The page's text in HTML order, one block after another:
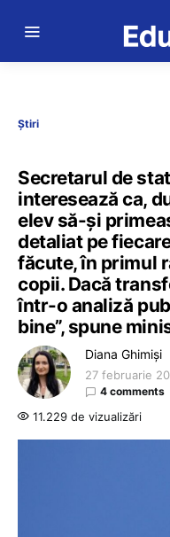
Știri
Secretarul de
interesează ca,
elev să-și
detaliat pe
făcute, în primul
copii. Dacă
într-o analiză
bine”, spune
Diana Ghimiși
27 februarie
4 comments
11.229 de vizualizări